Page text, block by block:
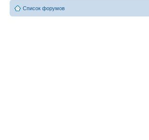
Список форумов